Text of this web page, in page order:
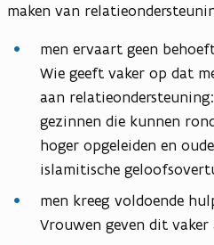
maken van
men ervaart geen
Wie geeft vaker op dat
aan
gezinnen die kunnen
hoger opgeleiden en
islamitische
men kreeg voldoende
Vrouwen geven dit vaker